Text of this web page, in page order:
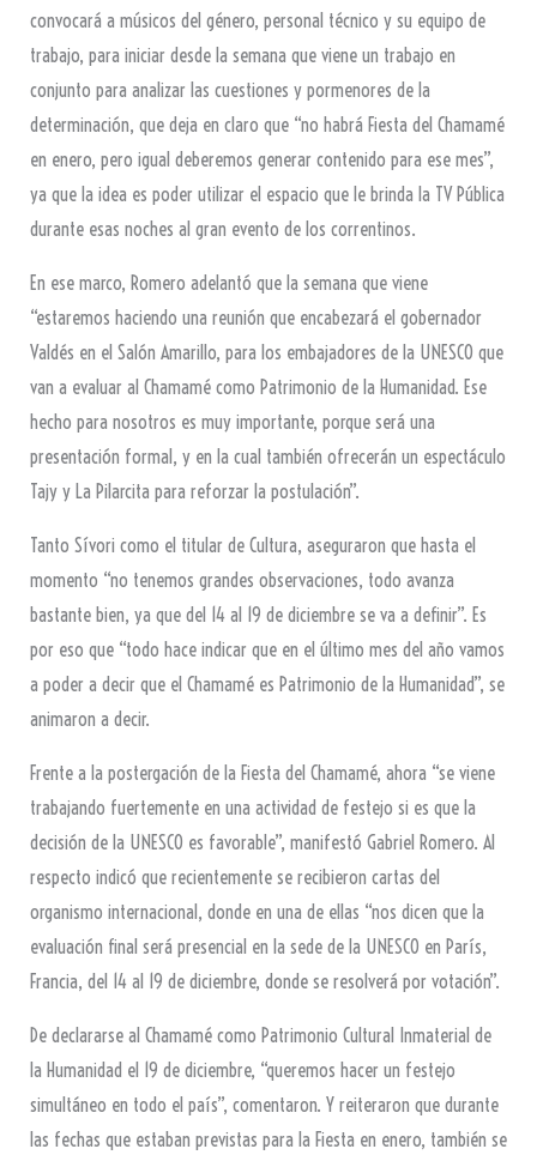
convocará a músicos del género, personal técnico y su equipo de
trabajo, para iniciar desde la semana que viene un trabajo en
conjunto para analizar las cuestiones y pormenores de la
determinación, que deja en claro que “no habrá Fiesta del Chamamé
en enero, pero igual deberemos generar contenido para ese mes”,
ya que la idea es poder utilizar el espacio que le brinda la TV Pública
durante esas noches al gran evento de los correntinos.
En ese marco, Romero adelantó que la semana que viene
“estaremos haciendo una reunión que encabezará el gobernador
Valdés en el Salón Amarillo, para los embajadores de la UNESCO que
van a evaluar al Chamamé como Patrimonio de la Humanidad. Ese
hecho para nosotros es muy importante, porque será una
presentación formal, y en la cual también ofrecerán un espectáculo
Tajy y La Pilarcita para reforzar la postulación”.
Tanto Sívori como el titular de Cultura, aseguraron que hasta el
momento “no tenemos grandes observaciones, todo avanza
bastante bien, ya que del 14 al 19 de diciembre se va a definir”. Es
por eso que “todo hace indicar que en el último mes del año vamos
a poder a decir que el Chamamé es Patrimonio de la Humanidad”, se
animaron a decir.
Frente a la postergación de la Fiesta del Chamamé, ahora “se viene
trabajando fuertemente en una actividad de festejo si es que la
decisión de la UNESCO es favorable”, manifestó Gabriel Romero. Al
respecto indicó que recientemente se recibieron cartas del
organismo internacional, donde en una de ellas “nos dicen que la
evaluación final será presencial en la sede de la UNESCO en París,
Francia, del 14 al 19 de diciembre, donde se resolverá por votación”.
De declararse al Chamamé como Patrimonio Cultural Inmaterial de
la Humanidad el 19 de diciembre, “queremos hacer un festejo
simultáneo en todo el país”, comentaron. Y reiteraron que durante
las fechas que estaban previstas para la Fiesta en enero, también se